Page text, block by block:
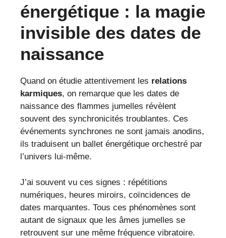
énergétique : la magie
invisible des dates de
naissance
Quand on étudie attentivement les relations
karmiques, on remarque que les dates de
naissance des flammes jumelles révèlent
souvent des synchronicités troublantes. Ces
événements synchrones ne sont jamais anodins,
ils traduisent un ballet énergétique orchestré par
l’univers lui-même.
J’ai souvent vu ces signes : répétitions
numériques, heures miroirs, coïncidences de
dates marquantes. Tous ces phénomènes sont
autant de signaux que les âmes jumelles se
retrouvent sur une même fréquence vibratoire.